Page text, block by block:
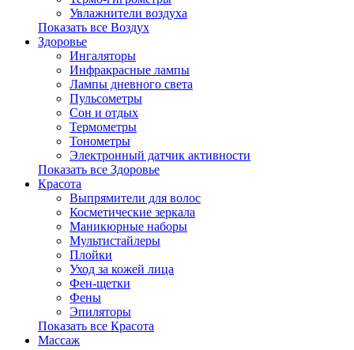
Увлажнители воздуха
Показать все Воздух
Здоровье
Ингаляторы
Инфракрасные лампы
Лампы дневного света
Пульсометры
Сон и отдых
Термометры
Тонометры
Электронный датчик активности
Показать все Здоровье
Красота
Выпрямители для волос
Косметические зеркала
Маникюрные наборы
Мультистайлеры
Плойки
Уход за кожей лица
Фен-щетки
Фены
Эпиляторы
Показать все Красота
Массаж